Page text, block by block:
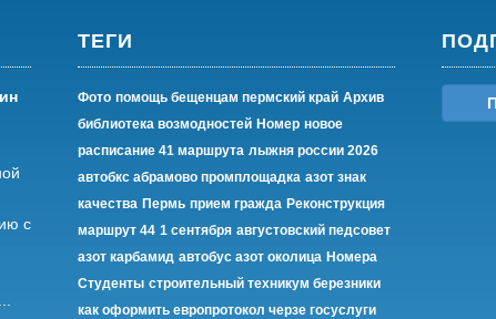
с
ТЕГИ
Фото помощь бещенцам пермский край Архив
библиотека возмодностей Номер новое
расписание 41 маршрута лыжня россии 2026
автобкс абрамово промплощадка азот знак
качества Пермь прием гражда Реконструкция
маршрут 44 1 сентября августовский педсовет
азот карбамид автобус азот околица Номера
Студенты строительный техникум березники
как оформить европротокол черзе госуслуги